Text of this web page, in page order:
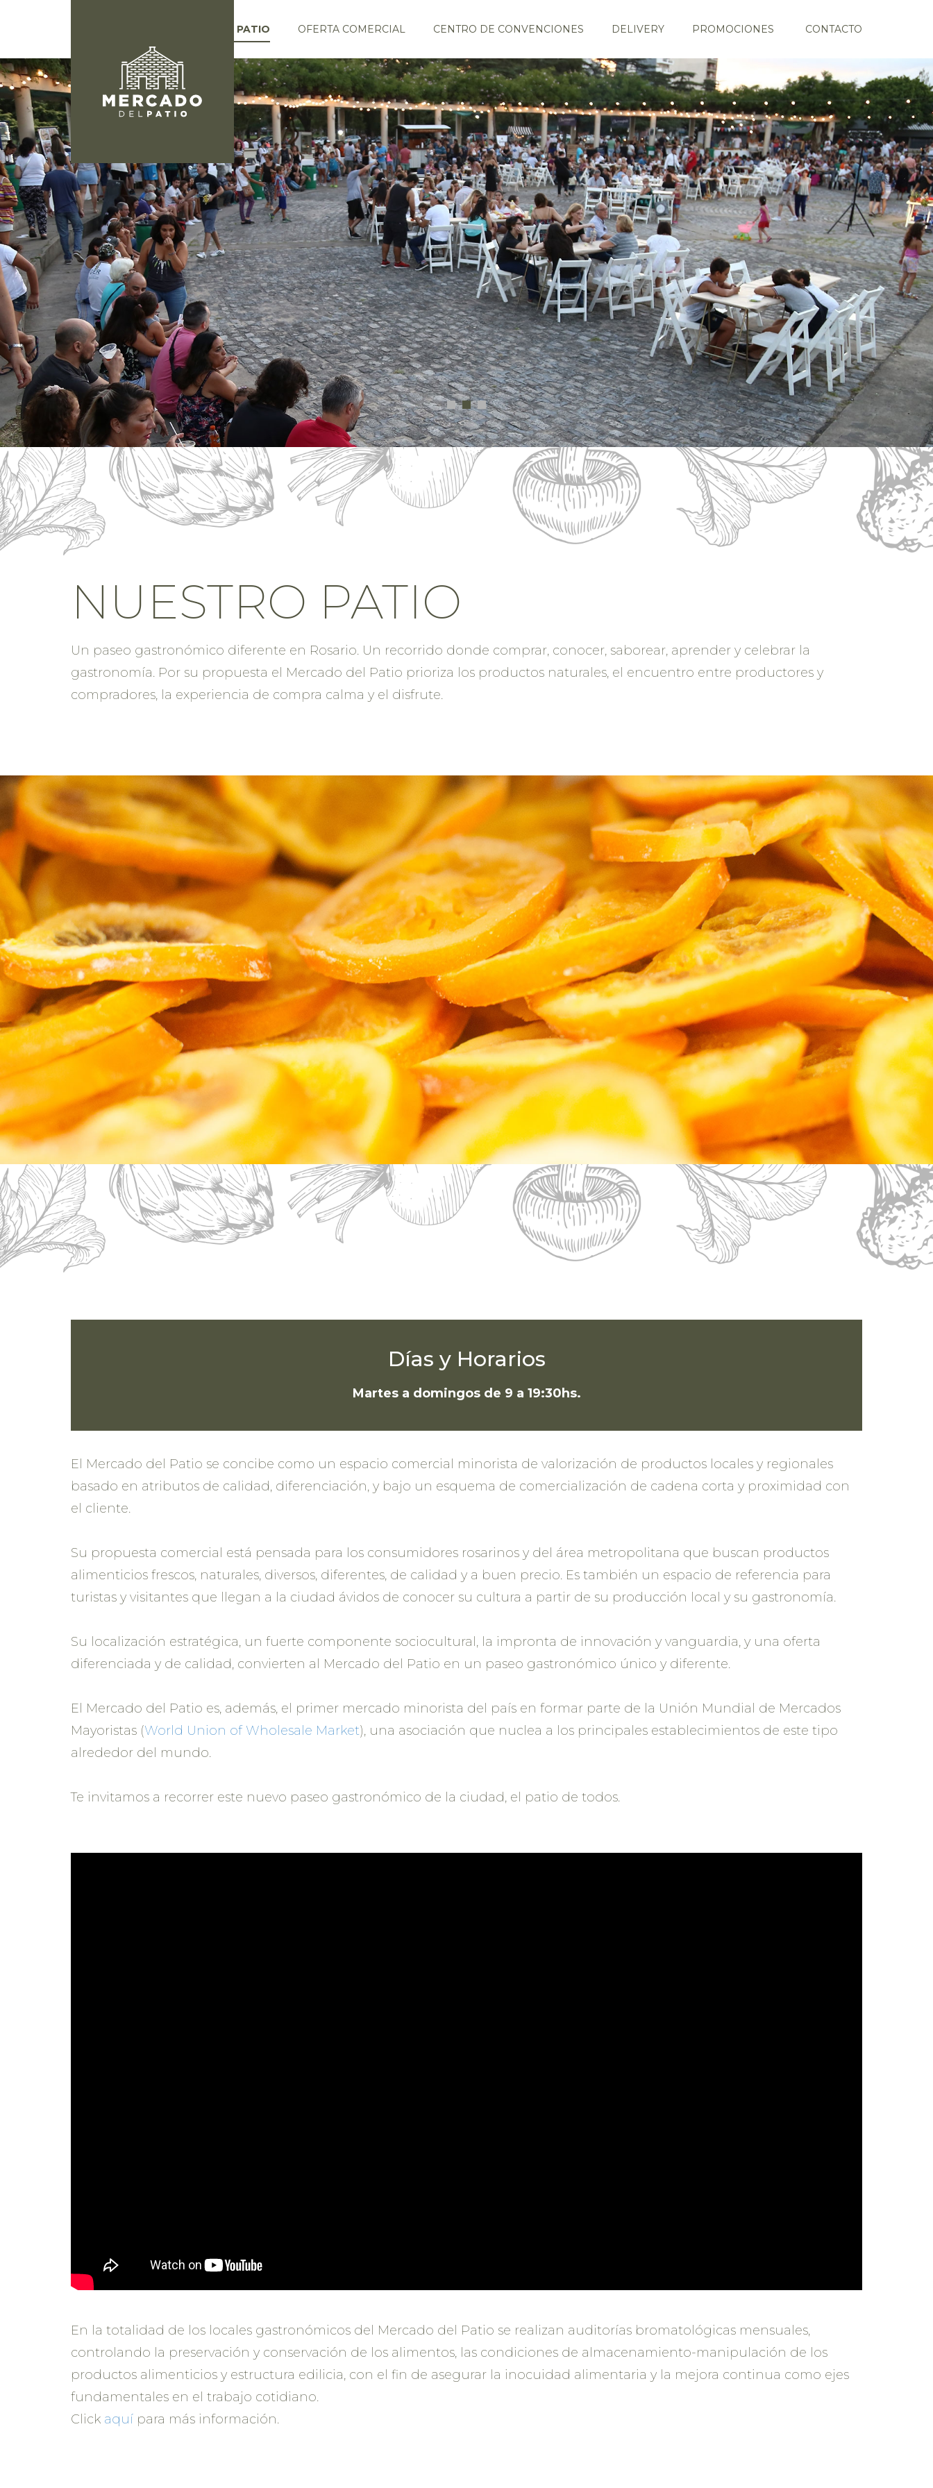
EL PATIO OFERTA COMERCIAL CENTRO DE CONVENCIONES DELIVERY PROMOCIONES CONTACTO
NUESTRO PATIO
Un paseo gastronómico diferente en Rosario. Un recorrido donde comprar, conocer, saborear, aprender y celebrar la
gastronomía. Por su propuesta el Mercado del Patio prioriza los productos naturales, el encuentro entre productores y
compradores, la experiencia de compra calma y el disfrute.
Días y Horarios
Martes a domingos de 9 a 19:30hs.
El Mercado del Patio se concibe como un espacio comercial minorista de valorización de productos locales y regionales
basado en atributos de calidad, diferenciación, y bajo un esquema de comercialización de cadena corta y proximidad con
el cliente.
Su propuesta comercial está pensada para los consumidores rosarinos y del área metropolitana que buscan productos
alimenticios frescos, naturales, diversos, diferentes, de calidad y a buen precio. Es también un espacio de referencia para
turistas y visitantes que llegan a la ciudad ávidos de conocer su cultura a partir de su producción local y su gastronomía.
Su localización estratégica, un fuerte componente sociocultural, la impronta de innovación y vanguardia, y una oferta
diferenciada y de calidad, convierten al Mercado del Patio en un paseo gastronómico único y diferente.
El Mercado del Patio es, además, el primer mercado minorista del país en formar parte de la Unión Mundial de Mercados
Mayoristas (World Union of Wholesale Market), una asociación que nuclea a los principales establecimientos de este tipo
alrededor del mundo.
Te invitamos a recorrer este nuevo paseo gastronómico de la ciudad, el patio de todos.
En la totalidad de los locales gastronómicos del Mercado del Patio se realizan auditorías bromatológicas mensuales,
controlando la preservación y conservación de los alimentos, las condiciones de almacenamiento-manipulación de los
productos alimenticios y estructura edilicia, con el fin de asegurar la inocuidad alimentaria y la mejora continua como ejes
fundamentales en el trabajo cotidiano.
Click aquí para más información.